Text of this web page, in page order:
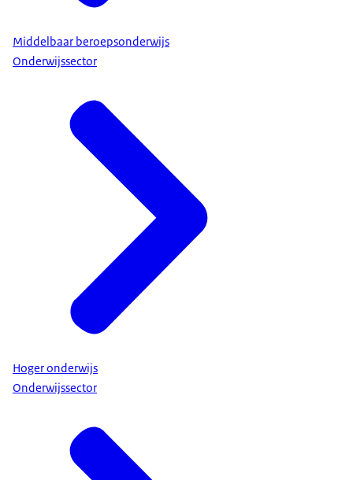
Middelbaar beroepsonderwijs
Onderwijssector
Hoger onderwijs
Onderwijssector